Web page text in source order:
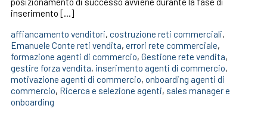
inserimento […]
affiancamento venditori, costruzione reti commerciali,
Emanuele Conte reti vendita, errori rete commerciale,
formazione agenti di commercio, Gestione rete vendita,
gestire forza vendita, inserimento agenti di commercio,
motivazione agenti di commercio, onboarding agenti di
commercio, Ricerca e selezione agenti, sales manager e
onboarding